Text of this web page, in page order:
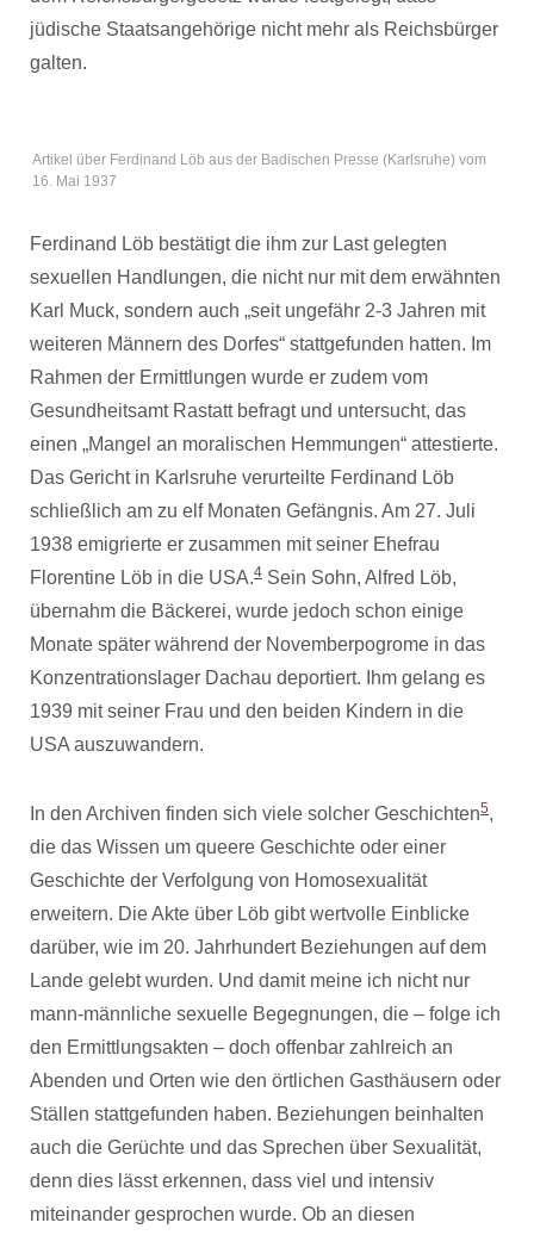
jüdische Staatsangehörige nicht mehr als Reichsbürger
galten.
Artikel über Ferdinand Löb aus der Badischen Presse (Karlsruhe) vom
16. Mai 1937
Ferdinand Löb bestätigt die ihm zur Last gelegten
sexuellen Handlungen, die nicht nur mit dem erwähnten
Karl Muck, sondern auch „seit ungefähr 2-3 Jahren mit
weiteren Männern des Dorfes“ stattgefunden hatten. Im
Rahmen der Ermittlungen wurde er zudem vom
Gesundheitsamt Rastatt befragt und untersucht, das
einen „Mangel an moralischen Hemmungen“ attestierte.
Das Gericht in Karlsruhe verurteilte Ferdinand Löb
schließlich am zu elf Monaten Gefängnis. Am 27. Juli
1938 emigrierte er zusammen mit seiner Ehefrau
Florentine Löb in die USA.4 Sein Sohn, Alfred Löb,
übernahm die Bäckerei, wurde jedoch schon einige
Monate später während der Novemberpogrome in das
Konzentrationslager Dachau deportiert. Ihm gelang es
1939 mit seiner Frau und den beiden Kindern in die
USA auszuwandern.
In den Archiven finden sich viele solcher Geschichten5,
die das Wissen um queere Geschichte oder einer
Geschichte der Verfolgung von Homosexualität
erweitern. Die Akte über Löb gibt wertvolle Einblicke
darüber, wie im 20. Jahrhundert Beziehungen auf dem
Lande gelebt wurden. Und damit meine ich nicht nur
mann-männliche sexuelle Begegnungen, die – folge ich
den Ermittlungsakten – doch offenbar zahlreich an
Abenden und Orten wie den örtlichen Gasthäusern oder
Ställen stattgefunden haben. Beziehungen beinhalten
auch die Gerüchte und das Sprechen über Sexualität,
denn dies lässt erkennen, dass viel und intensiv
miteinander gesprochen wurde. Ob an diesen